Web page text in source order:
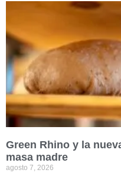
Green Rhino y la
masa madre
agosto 7, 2026